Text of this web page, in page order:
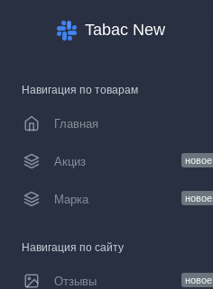
Tabac New
Навигация по товарам
Главная
Акциз новое
Марка новое
Навигация по сайту
Отзывы новое